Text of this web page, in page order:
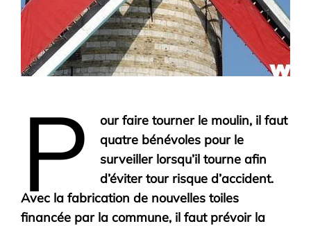
P
our faire tourner le moulin, il faut
quatre bénévoles pour le
surveiller lorsqu’il tourne afin
d’éviter tour risque d’accident.
Avec la fabrication de nouvelles toiles
financée par la commune, il faut prévoir la